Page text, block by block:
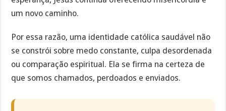
um novo caminho.
Por essa razão, uma identidade católica saudável não
se constrói sobre medo constante, culpa desordenada
ou comparação espiritual. Ela se firma na certeza de
que somos chamados, perdoados e enviados.